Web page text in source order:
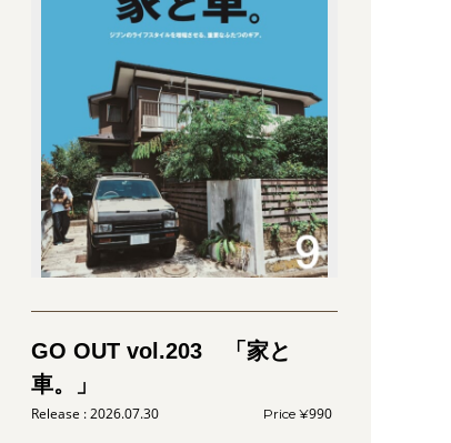
GO OUT vol.203 「家と
車。」
2026.07.30 990